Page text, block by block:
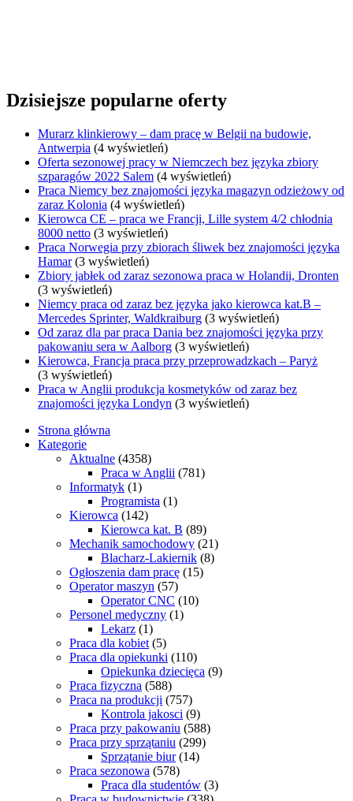
Dzisiejsze popularne oferty
Murarz klinkierowy – dam pracę w Belgii na budowie,
Antwerpia (4 wyświetleń)
Oferta sezonowej pracy w Niemczech bez języka zbiory
szparagów 2022 Salem (4 wyświetleń)
Praca Niemcy bez znajomości języka magazyn odzieżowy od
zaraz Kolonia (4 wyświetleń)
Kierowca CE – praca we Francji, Lille system 4/2 chłodnia
8000 netto (3 wyświetleń)
Praca Norwegia przy zbiorach śliwek bez znajomości języka
Hamar(3 wyświetleń)
Zbiory jabłek od zaraz sezonowa praca w Holandii, Dronten
(3 wyświetleń)
Niemcy praca od zaraz bez języka jako kierowca kat.B –
Mercedes Sprinter, Waldkraiburg (3 wyświetleń)
Od zaraz dla par praca Dania bez znajomości języka przy
pakowaniu sera w Aalborg (3 wyświetleń)
Kierowca, Francja praca przy przeprowadzkach – Paryż
(3 wyświetleń)
Praca w Anglii produkcja kosmetyków od zaraz bez
znajomości języka Londyn (3 wyświetleń)
Strona główna
Kategorie
Aktualne (4358)
Praca w Anglii (781)
Informatyk (1)
Programista (1)
Kierowca (142)
Kierowca kat. B (89)
Mechanik samochodowy (21)
Blacharz-Lakiernik (8)
Ogłoszenia dam pracę (15)
Operator maszyn (57)
Operator CNC (10)
Personel medyczny (1)
Lekarz (1)
Praca dla kobiet (5)
Praca dla opiekunki (110)
Opiekunka dziecięca (9)
Praca fizyczna (588)
Praca na produkcji (757)
Kontrola jakosci (9)
Praca przy pakowaniu (588)
Praca przy sprzątaniu (299)
Sprzątanie biur (14)
Praca sezonowa (578)
Praca dla studentów (3)